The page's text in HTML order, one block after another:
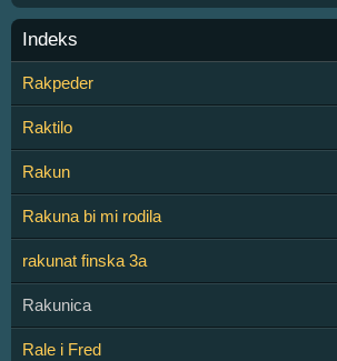
Indeks
Rakpeder
Raktilo
Rakun
Rakuna bi mi rodila
rakunat finska 3a
Rakunica
Rale i Fred